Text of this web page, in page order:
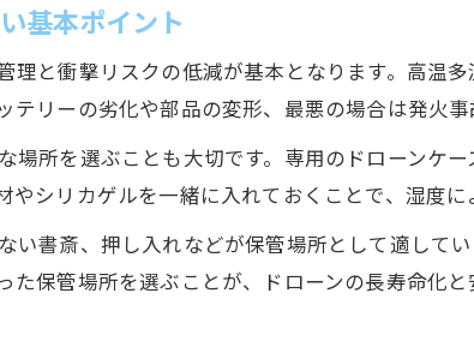
バッテリー長寿命化のための湿度対策ポ
高温多湿を避けるドローン保管の具体
ドローン保管で注意したい結露と劣化の
温度・湿度管理で発火リスクを未然に
充電状態に注意したバッテリー保存術
ドローンバッテリー保管の理想的な充
長期保存時のバッテリー状態チェック
基本ポイント
理と衝撃リスクの低減が基本となります。高温
リーの劣化や部品の変形、最悪の場合は発火事
場所を選ぶことも大切です。専用のドローンケ
シリカゲルを一緒に入れておくことで、湿度に
書斎、押し入れなどが保管場所として適して
保管場所を選ぶことが、ドローンの長寿命化と